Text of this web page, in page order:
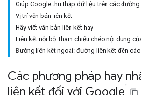
Giúp Google thu thập dữ liệu trên các đường
Vị trí văn bản liên kết
Hãy viết văn bản liên kết hay
Liên kết nội bộ: tham chiếu chéo nội dung
Đường liên kết ngoài: đường liên kết đến
Các phương pháp hay
liên kết đối với Google